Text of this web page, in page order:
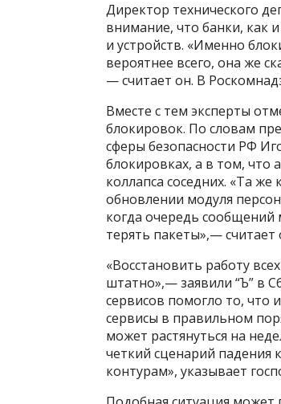
Директор технического
внимание, что банки, как
и устройств. «Именно
вероятнее всего, она же
— считает он. В
Вместе с тем эксперты
блокировок. По словам
сферы безопасности РФ
блокировках, а в том, что
коллапса соседних. «Та
обновлении модуля
когда очередь
терять пакеты»,— считает
«Восстановить работу
штатно»,— заявили “Ъ” в
сервисов помогло то, что
сервисы в правильном
может растянуться на
четкий сценарий падения
контурам», указывает